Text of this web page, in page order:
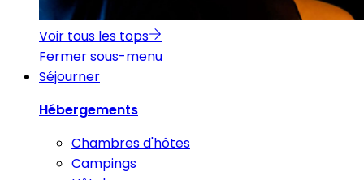
Voir tous les tops
Fermer sous-menu
Séjourner
Hébergements
Chambres d'hôtes
Campings